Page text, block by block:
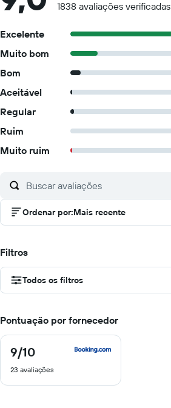
1838 avaliações verificadas
Excelente
Muito bom
Bom
Aceitável
Regular
Ruim
Muito ruim
Ordenar por:Mais recente
Filtros
Todos os filtros
Pontuação por fornecedor
9/10
9
de
10
23 avaliações